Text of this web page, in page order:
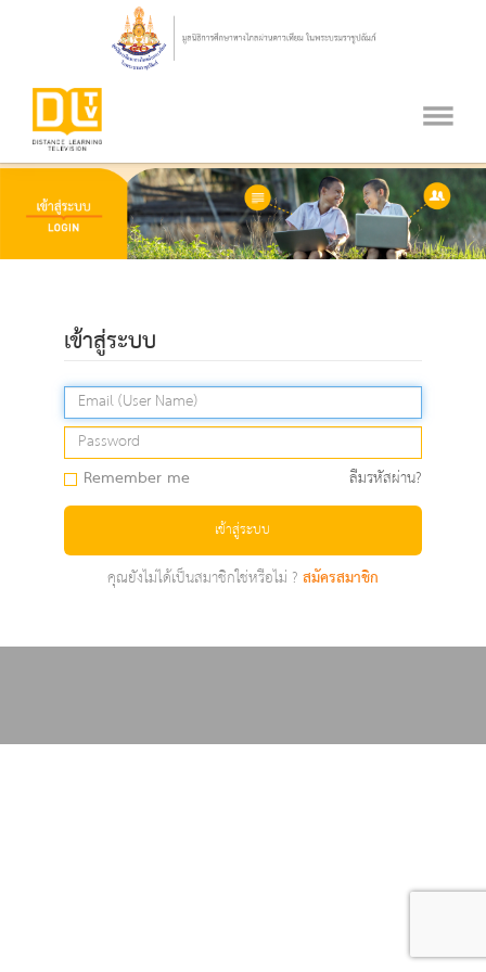
เข้าสู่ระบบ
Remember me ลืมรหัสผ่าน?
เข้าสู่ระบบ
คุณยังไม่ได้เป็นสมาชิกใช่หรือไม่ ?สมัครสมาชิก